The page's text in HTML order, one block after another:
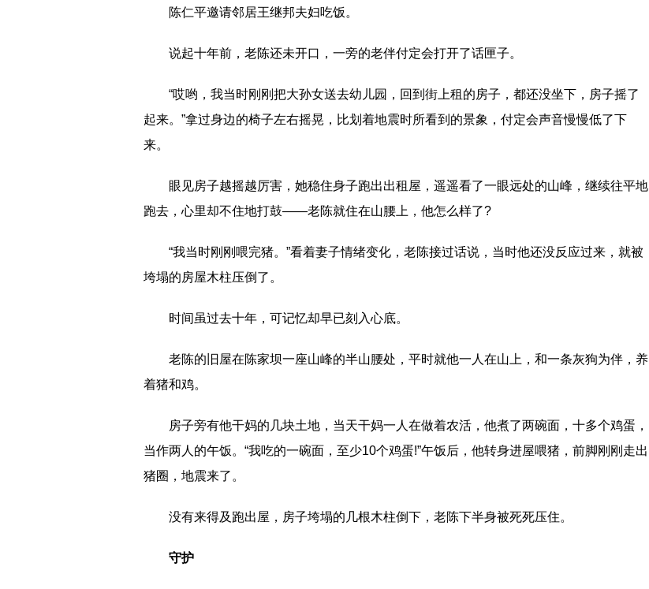
陈仁平邀请邻居王继邦夫妇吃饭。
说起十年前，老陈还未开口，一旁的老伴付定会打开了话匣子。
“哎哟，我当时刚刚把大孙女送去幼儿园，回到街上租的房子，都还没坐下，房子摇了
起来。”拿过身边的椅子左右摇晃，比划着地震时所看到的景象，付定会声音慢慢低了下
来。
眼见房子越摇越厉害，她稳住身子跑出出租屋，遥遥看了一眼远处的山峰，继续往平地
跑去，心里却不住地打鼓——老陈就住在山腰上，他怎么样了?
“我当时刚刚喂完猪。”看着妻子情绪变化，老陈接过话说，当时他还没反应过来，就被
垮塌的房屋木柱压倒了。
时间虽过去十年，可记忆却早已刻入心底。
老陈的旧屋在陈家坝一座山峰的半山腰处，平时就他一人在山上，和一条灰狗为伴，养
着猪和鸡。
房子旁有他干妈的几块土地，当天干妈一人在做着农活，他煮了两碗面，十多个鸡蛋，
当作两人的午饭。“我吃的一碗面，至少10个鸡蛋!”午饭后，他转身进屋喂猪，前脚刚刚走出
猪圈，地震来了。
没有来得及跑出屋，房子垮塌的几根木柱倒下，老陈下半身被死死压住。
守护